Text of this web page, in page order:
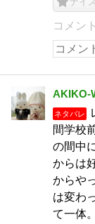
コメン
AKIKO-
ネタバレ
間学校
の間中
からは
からや
は変わ
て一体